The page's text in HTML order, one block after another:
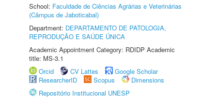
School: Faculdade de Ciências Agrárias e Veterinárias
(Câmpus de Jaboticabal)
Department: DEPARTAMENTO DE PATOLOGIA,
REPRODUÇÃO E SAÚDE ÚNICA
Academic Appointment Category: RDIDP Academic
title: MS-3.1
Orcid
CV Lattes
Google Scholar
ResearcherID
Scopus
Dimensions
Repositório Institucional UNESP